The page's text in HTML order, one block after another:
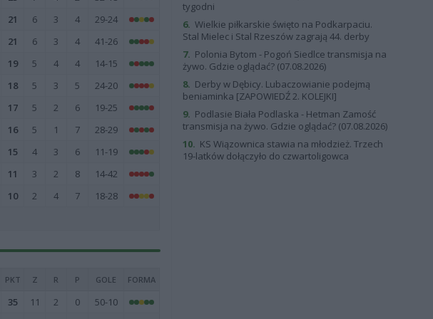
21 6 3 4 29-24
21 6 3 4 41-26
19 5 4 4 14-15
18 5 3 5 24-20
17 5 2 6 19-25
16 5 1 7 28-29
15 4 3 6 11-19
11 3 2 8 14-42
10 2 4 7 18-28
PKT Z R P GOLE FORMA
35 11 2 0 50-10
tygodni
6. Wielkie piłkarskie święto na Podkarpaciu.
Stal Mielec i Stal Rzeszów zagrają 44. derby
7. Polonia Bytom - Pogoń Siedlce transmisja na
żywo. Gdzie oglądać? (07.08.2026)
8. Derby w Dębicy. Lubaczowianie podejmą
beniaminka [ZAPOWIEDŹ 2. KOLEJKI]
9. Podlasie Biała Podlaska - Hetman Zamość
transmisja na żywo. Gdzie oglądać? (07.08.2026)
10. KS Wiązownica stawia na młodzież. Trzech
19-latków dołączyło do czwartoligowca